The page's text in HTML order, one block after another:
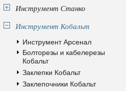
Инструмент Станко
Инструмент Кобальт
Инструмент Арсенал
Болторезы и кабелерезы
Кобальт
Заклепки Кобальт
Заклепочники Кобальт